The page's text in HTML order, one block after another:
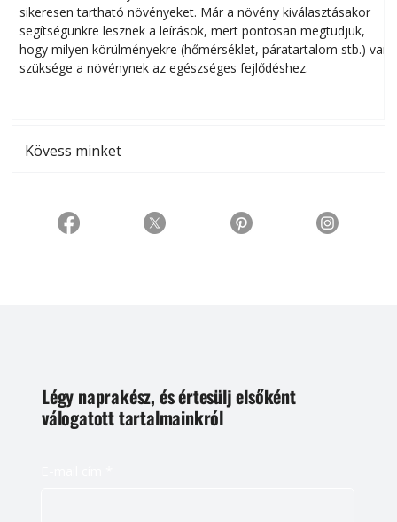
sikeresen tart­ha­tó növényeket. Már a növény kiválasztásakor
segítségünkre lesznek a leírások, mert pontosan megtudjuk,
hogy milyen körülményekre (hőmérséklet, páratartalom stb.) van
szüksége a növénynek az egészséges fejlődéshez.
Kövess minket
Légy naprakész, és értesülj elsőként
válogatott tartalmainkról